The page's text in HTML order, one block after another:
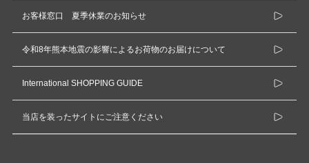
お客様窓口 夏季休業のお知らせ
令和8年熊本地震の影響によるお荷物のお届けについて
International SHOPPING GUIDE
当店を装ったサイトにご注意ください